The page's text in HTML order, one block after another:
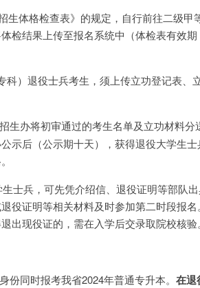
生体格检查表》的规定，自行前往二级甲
检结果上传至报名系统中（体检表有效期
科）退役士兵考生，须上传立功登记表、
生办将初审通过的考生名单及立功材料分
示后（公示期十天），获得退役大学生
士兵，可先凭介绍信、退役证明等部队
役证明等相关材料及时参加第二时段报
出现役证的，需在入学后交录取院校核验。
同时报考我省2024年普通专升本。 在退